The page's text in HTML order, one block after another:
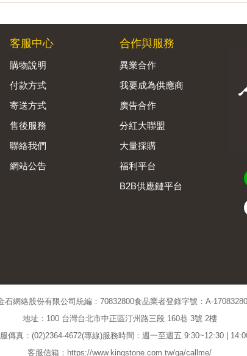
客服中心
購物說明
付款方式
寄送方式
售後服務
聯絡我們
網站公告
合作與服務
異業合作
我要成為供應商
廣告合作
分紅大聯盟
大量採購
福利平台
B2B供應鏈平台
石網絡股份有限公司統編：70832800食品業者登錄字號：A-
地址：100 台灣台北市中正區汀州路三段 160巷 3號 2樓
傳真：(02)2364-4672(專線)服務時間：週一至週五 9:30~12:30 |
客服信箱：https://www.kingstone.com.tw/qa/callme/